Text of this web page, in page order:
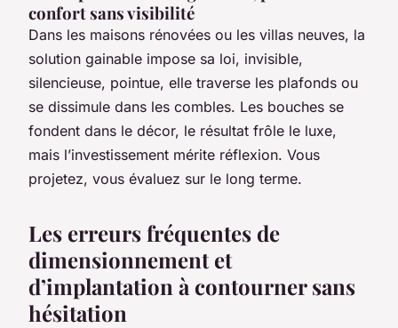
confort sans visibilité
Dans les maisons rénovées ou les villas neuves, la
solution gainable impose sa loi, invisible,
silencieuse, pointue, elle traverse les plafonds ou
se dissimule dans les combles. Les bouches se
fondent dans le décor, le résultat frôle le luxe,
mais l’investissement mérite réflexion. Vous
projetez, vous évaluez sur le long terme.
Les erreurs fréquentes de
dimensionnement et
d’implantation à contourner sans
hésitation